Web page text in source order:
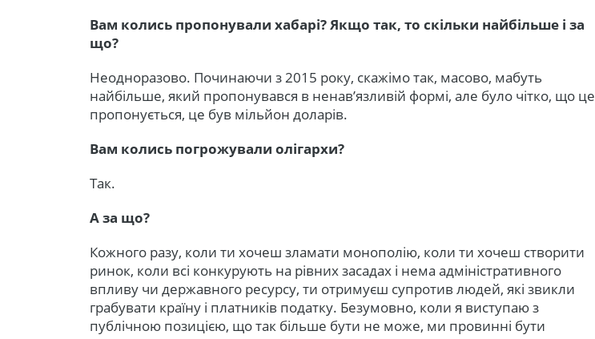
Вам колись пропонували хабарі? Якщо так, то скільки найбільше і за
що?
Неодноразово. Починаючи з 2015 року, скажімо так, масово, мабуть
найбільше, який пропонувався в ненав’язливій формі, але було чітко, що це
пропонується, це був мільйон доларів.
Вам колись погрожували олігархи?
Так.
А за що?
Кожного разу, коли ти хочеш зламати монополію, коли ти хочеш створити
ринок, коли всі конкурують на рівних засадах і нема адміністративного
впливу чи державного ресурсу, ти отримуєш супротив людей, які звикли
грабувати країну і платників податку. Безумовно, коли я виступаю з
публічною позицією, що так більше бути не може, ми провинні бути